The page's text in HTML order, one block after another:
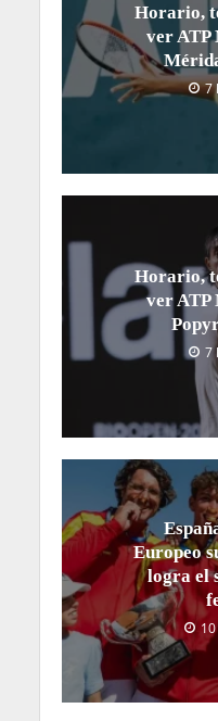
Horario,
ver ATP
7
Horario,
ver ATP
7
Europeo
logra el